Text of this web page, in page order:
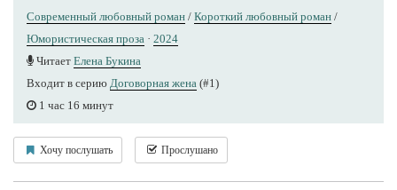
Современный любовный роман / Короткий любовный роман /
Юмористическая проза · 2024
Читает Елена Букина
Входит в серию Договорная жена (#1)
1 час 16 минут
Хочу послушать Прослушано